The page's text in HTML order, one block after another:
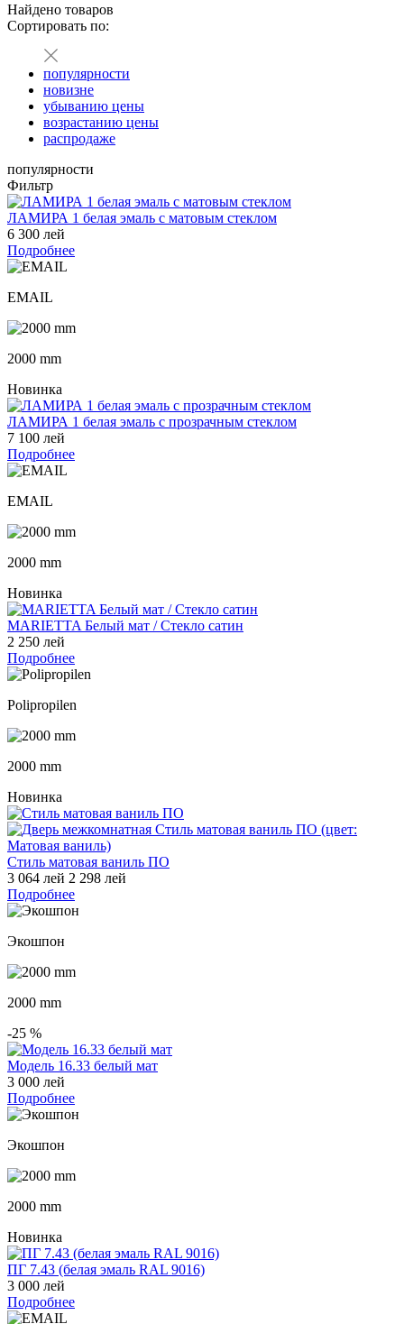
Найдено товаров
Сортировать по:
популярности
новизне
убыванию цены
возрастанию цены
распродаже
популярности
Фильтр
ЛАМИРА 1 белая эмаль с матовым стеклом
6 300 лей
Подробнее
EMAIL
2000 mm
Новинка
ЛАМИРА 1 белая эмаль с прозрачным стеклом
7 100 лей
Подробнее
EMAIL
2000 mm
Новинка
MARIETTA Белый мат / Стекло сатин
2 250 лей
Подробнее
Polipropilen
2000 mm
Новинка
Стиль матовая ваниль ПО
3 064 лей 2 298 лей
Подробнее
Экошпон
2000 mm
-25 %
Модель 16.33 белый мат
3 000 лей
Подробнее
Экошпон
2000 mm
Новинка
ПГ 7.43 (белая эмаль RAL 9016)
3 000 лей
Подробнее